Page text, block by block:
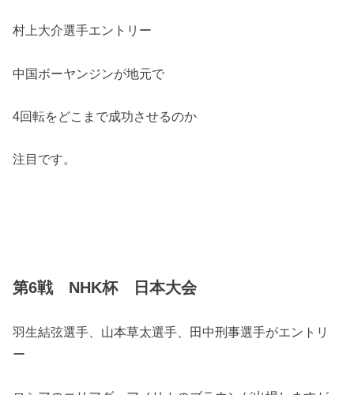
村上大介選手エントリー
中国ボーヤンジンが地元で
4回転をどこまで成功させるのか
注目です。
第6戦 NHK杯 日本大会
羽生結弦選手、山本草太選手、田中刑事選手がエントリ
ー